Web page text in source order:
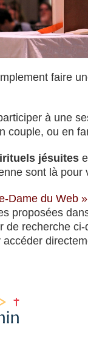
faire
à une
couple, ou en
jésuites
sont là pour
Dame du Web »
proposées
de recherche ci-
accéder